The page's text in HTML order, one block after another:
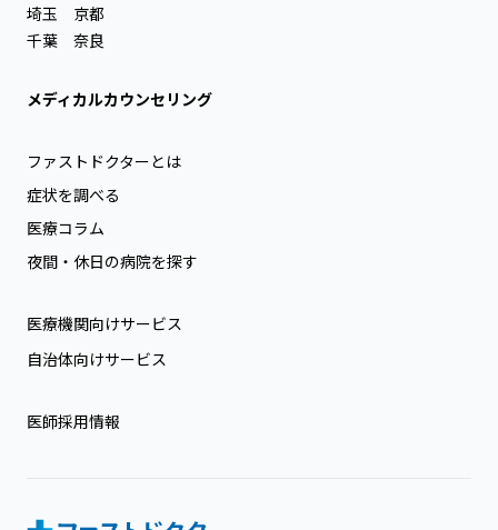
埼玉
千葉
京都
奈良
メディカルカウンセリング
ファストドクターとは
症状を調べる
医療コラム
夜間・休日の病院を探す
医療機関向けサービス
自治体向けサービス
医師採用情報